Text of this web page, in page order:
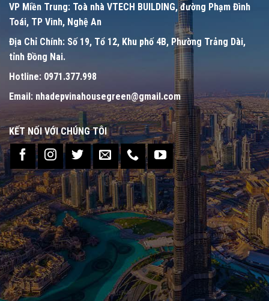
VP Miền Trung: Toà nhà VTECH BUILDING, đường Phạm Đình
Toái, TP Vinh, Nghệ An
Địa Chỉ Chính: Số 19, Tổ 12, Khu phố 4B, Phường Trảng Dài,
tỉnh Đồng Nai.
Hotline: 0971.377.998
Email: nhadepvinahousegreen@gmail.com
KẾT NỐI VỚI CHÚNG TÔI